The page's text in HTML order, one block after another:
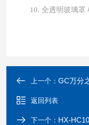
10.全透明玻璃罩
上一个：GC万分
返回列表
下一个： HX-